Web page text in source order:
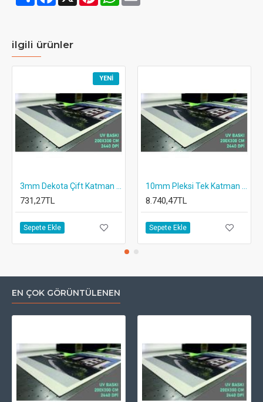
ilgili ürünler
YENI
731,27TL
Sepete Ekle
8.740,47TL
Sepete Ekle
EN ÇOK GÖRÜNTÜLENEN